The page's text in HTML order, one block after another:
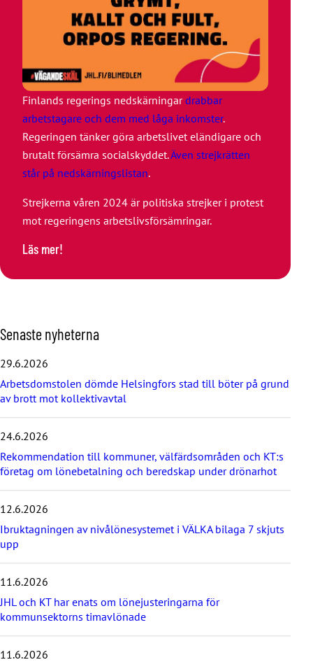
Finlands regerings nedskärningardrabbar
arbetstagare och dem med låga inkomster.
Regeringen tänker göra arbetslivet eländigare och
brutalt försämra socialskyddet.Även strejkrätten
står på nedskärningslistan.
Strejkerna våren 2024 är politiska strejker i protest
mot regeringens arbetslivsförsämringar.
Läs mer!
H
o
p
p
a
ö
v
r
d
e
n
a
s
e
n
y
h
e
t
e
Senaste nyheterna
29.6.2026
Arbetsdomstolen dömde Helsingfors stad till böter på grund
av brott mot kollektivavtal
24.6.2026
Rekommendation till kommuner, välfärdsområden och KT:s
företag om lönebetalning och beredskap under drönarhot
12.6.2026
Ibruktagningen av nivålönesystemet i VÄLKA bilaga 7 skjuts
upp
11.6.2026
JHL och KT har enats om lönejusteringarna för
kommunsektorns timavlönade
11.6.2026